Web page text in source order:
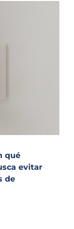
qué
evitar
de